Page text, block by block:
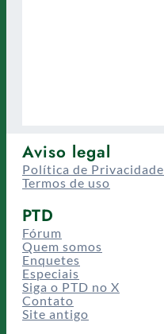
Aviso legal
Política de Privacidade
Termos de uso
PTD
Fórum
Quem somos
Enquetes
Especiais
Siga o PTD no X
Contato
Site antigo